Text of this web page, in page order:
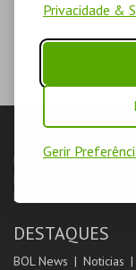
Privacidade &
Gerir
LOJA
Pesquisar Carrinho
Packs
Minha Conta
DESTAQUES
BOL News Noticias